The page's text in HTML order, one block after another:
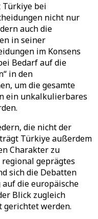
Türkiye bei
nicht nur
auch die
in seiner
im Konsens
Bedarf auf die
in den
um die gesamte
ein unkalkulierbares
die nicht der
Türkiye außerdem
Charakter zu
geprägtes
sich die Debatten
die europäische
Blick zugleich
gerichtet werden.